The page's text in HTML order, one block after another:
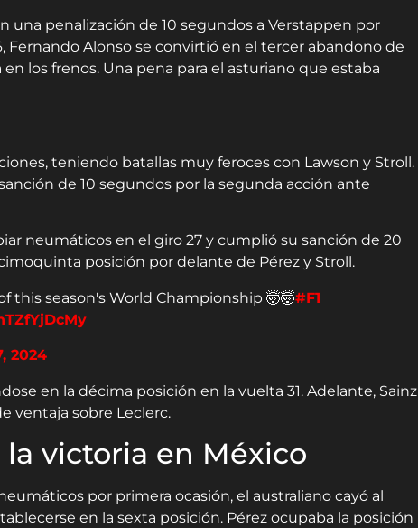
una penalización de 10 segundos a Verstappen por
Fernando Alonso se convirtió en el tercer abandono de
los frenos. Una pena para el asturiano que estaba
teniendo batallas muy feroces con Lawson y Stroll.
de 10 segundos por la segunda acción ante
neumáticos en el giro 27 y cumplió su sanción de 20
posición por delante de Pérez y Stroll.
this season's World Championship 🤯🤯#F1
2024
en la décima posición en la vuelta 31. Adelante, Sainz
ventaja sobre Leclerc.
victoria en México
por primera ocasión, el australiano cayó al
en la sexta posición. Pérez ocupaba la posición